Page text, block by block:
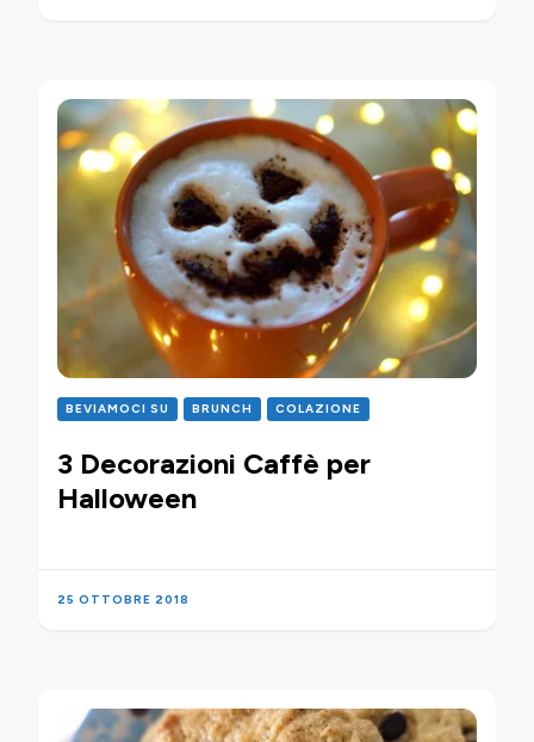
BEVIAMOCI SU BRUNCH COLAZIONE
3 Decorazioni Caffè per
Halloween
25 OTTOBRE 2018